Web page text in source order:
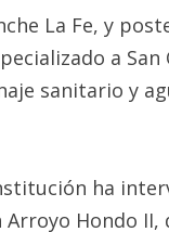
La Fe, y
a San
sanitario y
ha
Arroyo Hondo